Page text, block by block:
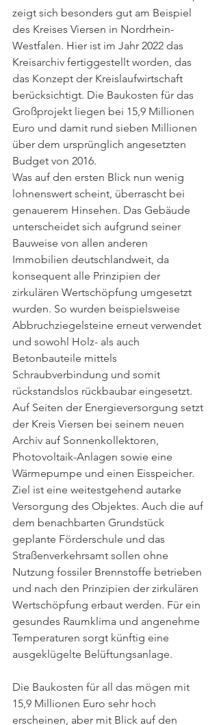
zeigt sich besonders gut am Beispiel
des Kreises Viersen in Nordrhein-
Westfalen. Hier ist im Jahr 2022 das
Kreisarchiv fertiggestellt worden, das
das Konzept der Kreislaufwirtschaft
berücksichtigt. Die Baukosten für das
Großprojekt liegen bei 15,9 Millionen
Euro und damit rund sieben Millionen
über dem ursprünglich angesetzten
Budget von 2016.
Was auf den ersten Blick nun wenig
lohnenswert scheint, überrascht bei
genauerem Hinsehen. Das Gebäude
unterscheidet sich aufgrund seiner
Bauweise von allen anderen
Immobilien deutschlandweit, da
konsequent alle Prinzipien der
zirkulären Wertschöpfung umgesetzt
wurden. So wurden beispielsweise
Abbruchziegelsteine erneut verwendet
und sowohl Holz- als auch
Betonbauteile mittels
Schraubverbindung und somit
rückstandslos rückbaubar eingesetzt.
Auf Seiten der Energieversorgung setzt
der Kreis Viersen bei seinem neuen
Archiv auf Sonnenkollektoren,
Photovoltaik-Anlagen sowie eine
Wärmepumpe und einen Eisspeicher.
Ziel ist eine weitestgehend autarke
Versorgung des Objektes. Auch die auf
dem benachbarten Grundstück
geplante Förderschule und das
Straßenverkehrsamt sollen ohne
Nutzung fossiler Brennstoffe betrieben
und nach den Prinzipien der zirkulären
Wertschöpfung erbaut werden. Für ein
gesundes Raumklima und angenehme
Temperaturen sorgt künftig eine
ausgeklügelte Belüftungsanlage.
Die Baukosten für all das mögen mit
15,9 Millionen Euro sehr hoch
erscheinen, aber mit Blick auf den